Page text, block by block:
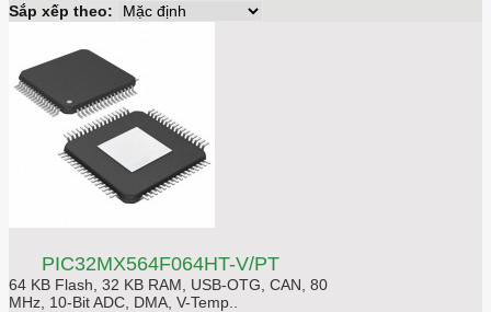
Sắp xếp theo:
PIC32MX564F064HT-V/PT
64 KB Flash, 32 KB RAM, USB-OTG, CAN, 80
MHz, 10-Bit ADC, DMA, V-Temp..